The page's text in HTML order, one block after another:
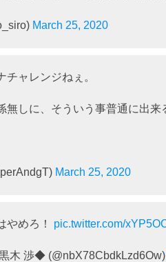
March 25, 2020
チャレンジねぇ。
無しに、そういう事普通に出来
March 25, 2020
やめろ！ pic.twitter.com/
木 渉◆ (@nbX78CbdkLzd6Ow)